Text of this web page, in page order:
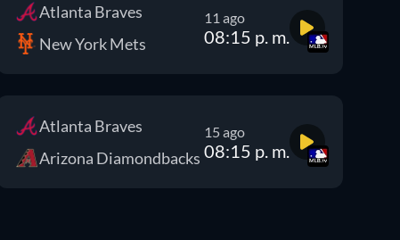
Atlanta Braves
New York Mets
11 ago
08:15 p. m.
Atlanta Braves
Arizona Diamondbacks
15 ago
08:15 p. m.